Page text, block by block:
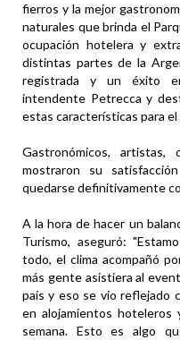
fierros y la mejor
naturales que brinda el
ocupación hotelera y
distintas partes de la
registrada y un éxito
intendente Petrecca y
estas características para
Gastronómicos, artistas,
mostraron su
quedarse definitivamente
A la hora de hacer un
Turismo, aseguró:
todo, el clima acompañó
más gente asistiera al
país y eso se vio reflejado
en alojamientos
semana. Esto es algo